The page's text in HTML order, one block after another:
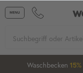
Waschbecken 15%